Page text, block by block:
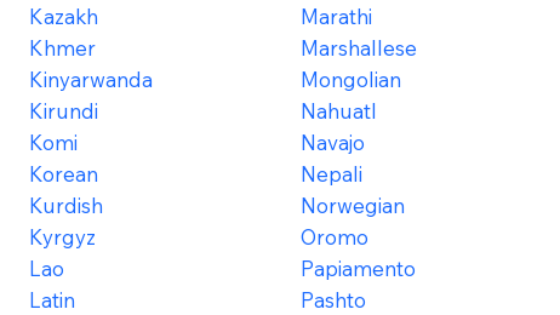
Kazakh
Khmer
Kinyarwanda
Kirundi
Komi
Korean
Kurdish
Kyrgyz
Lao
Latin
Marathi
Marshallese
Mongolian
Nahuatl
Navajo
Nepali
Norwegian
Oromo
Papiamento
Pashto